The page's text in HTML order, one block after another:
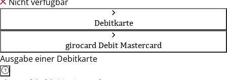
Debitkarte
girocard Debit Mastercard
Ausgabe einer Debitkarte